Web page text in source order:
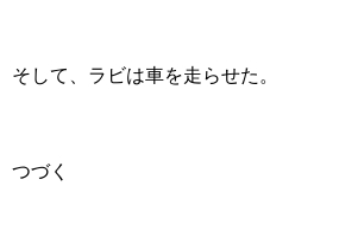
そして、ラビは車を走らせた。
つづく